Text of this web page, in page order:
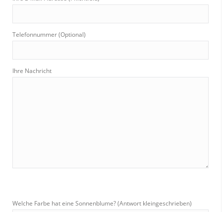
Telefonnummer (Optional)
Ihre Nachricht
Welche Farbe hat eine Sonnenblume? (Antwort kleingeschrieben)